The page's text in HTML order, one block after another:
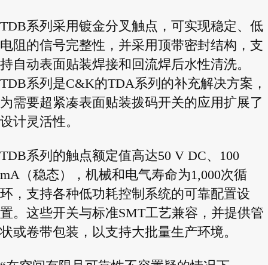
TDB系列采用镀金分叉触点，可实现稳定、低
电阻的信号完整性，并采用顶带密封结构，支
持自动表面贴装焊接和回流焊后水性清洗。
TDB系列是C&K的TDA系列的补充解决方案，
为需要超紧凑表面贴装拨码开关的应用扩展了
设计灵活性。
TDB系列的触点额定值高达50 V DC、100
mA（稳态），机械和电气寿命为1,000次循
环，支持各种低功耗控制系统的可靠配置设
置。这些开关与标准SMT工艺兼容，并提供管
状或卷带包装，以支持大批量生产环境。